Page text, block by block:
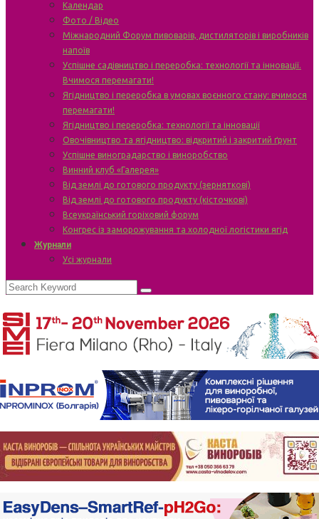
Календар
Фото / Відео
Міжнародний Форум пивоварів, дистиляторів і виробників
напоїв
Успішне садівництво і переробка: технології та інновації.
Вчимося перемагати!
Ягідництво і переробка в умовах воєнного стану: вчимося
перемагати!
Ягідництво і переробка: технології та інновації
Овочівництво та ягідництво: відкритий і закритий ґрунт
Успішне виноградарство і виноробство
Винний клуб «Галерея»
Від землі до готового продукту (зерняткові)
Від землі до готового продукту (кісточкові)
Всеукраїнський горіховий форум
Конгрес із заморожування та холодної логістики ягід
Журнали
Усі журнали